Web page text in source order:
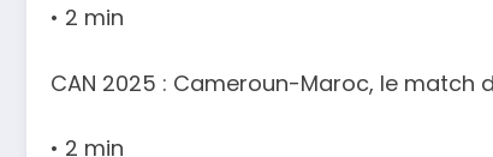
• 2 min
CAN 2025 : Cameroun-Maroc, le match
• 2 min